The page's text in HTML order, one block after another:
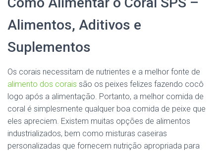
Alimentos, Aditivos e
Suplementos
Os corais necessitam de nutrientes e a melhor fonte de
alimento dos corais são os peixes felizes fazendo cocô
logo após a alimentação. Portanto, a melhor comida de
coral é simplesmente qualquer boa comida de peixe que
eles apreciem. Existem muitas opções de alimentos
industrializados, bem como misturas caseiras
personalizadas que fornecem nutrição apropriada para